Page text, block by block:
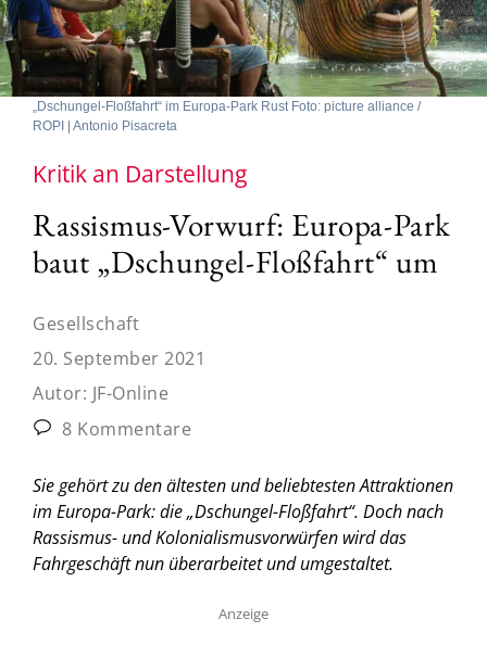
„Dschungel-Floßfahrt“ im Europa-Park Rust Foto: picture alliance /
ROPI | Antonio Pisacreta
Kritik an Darstellung
Rassismus-Vorwurf: Europa-Park
baut „Dschungel-Floßfahrt“ um
Gesellschaft
20. September 2021
Autor: JF-Online
8 Kommentare
Sie gehört zu den ältesten und beliebtesten Attraktionen
im Europa-Park: die „Dschungel-Floßfahrt“. Doch nach
Rassismus- und Kolonialismusvorwürfen wird das
Fahrgeschäft nun überarbeitet und umgestaltet.
Anzeige